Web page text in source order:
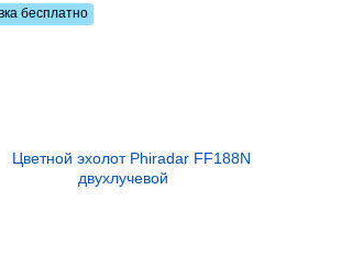
бесплатно